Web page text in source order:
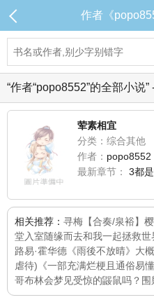
作者《
“作者“popo8552”的全部小说”
荤素相宜
分类：综合其他
作者： popo8552
最新章节：
3都
相关推荐： 寻梅 【合奏/泉裕】
堂入室随缘而去和我一起拯救世
路易·霍华德 《雨後不放晴》 大
虐待) 《一部充满烂梗且通俗易
哥布林会梦见受惊的鼹鼠吗？ 围